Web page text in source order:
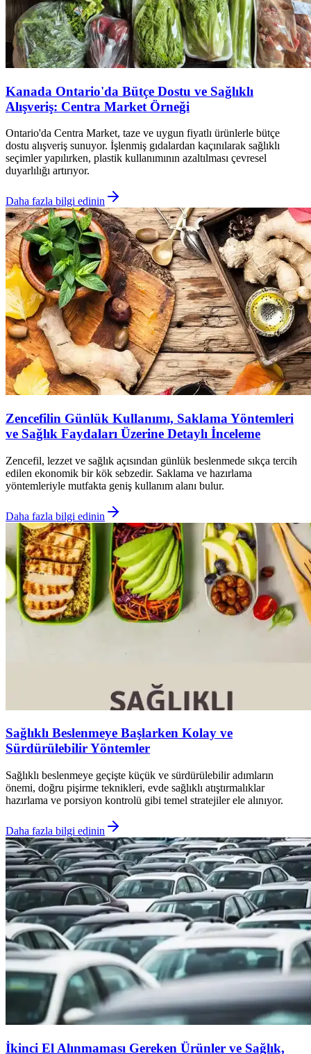
Kanada Ontario'da Bütçe Dostu ve Sağlıklı
Alışveriş: Centra Market Örneği
Ontario'da Centra Market, taze ve uygun fiyatlı ürünlerle bütçe
dostu alışveriş sunuyor. İşlenmiş gıdalardan kaçınılarak sağlıklı
seçimler yapılırken, plastik kullanımının azaltılması çevresel
duyarlılığı artırıyor.
Daha fazla bilgi edinin
Zencefilin Günlük Kullanımı, Saklama Yöntemleri
ve Sağlık Faydaları Üzerine Detaylı İnceleme
Zencefil, lezzet ve sağlık açısından günlük beslenmede sıkça tercih
edilen ekonomik bir kök sebzedir. Saklama ve hazırlama
yöntemleriyle mutfakta geniş kullanım alanı bulur.
Daha fazla bilgi edinin
Sağlıklı Beslenmeye Başlarken Kolay ve
Sürdürülebilir Yöntemler
Sağlıklı beslenmeye geçişte küçük ve sürdürülebilir adımların
önemi, doğru pişirme teknikleri, evde sağlıklı atıştırmalıklar
hazırlama ve porsiyon kontrolü gibi temel stratejiler ele alınıyor.
Daha fazla bilgi edinin
İkinci El Alınmaması Gereken Ürünler ve Sağlık,